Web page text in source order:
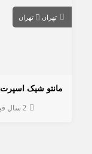
تهران تهران
2 سال قبل